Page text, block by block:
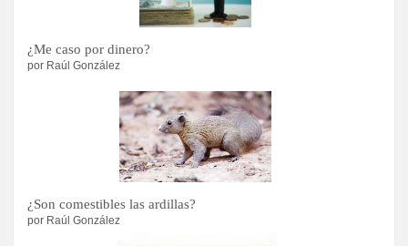
¿Me caso por dinero?
por Raúl González
¿Son comestibles las ardillas?
por Raúl González